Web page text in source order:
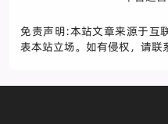
免责声明:本站文章来源于互
表本站立场。如有侵权，请联